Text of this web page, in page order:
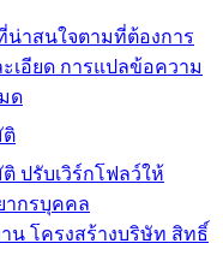
น่าสนใจตามที่ต้องการ
เอียด การแปลข้อความ
ด
ติ
ติ ปรับเวิร์กโฟลว์ให้
ากรบุคคล
น โครงสร้างบริษัท สิทธิ์